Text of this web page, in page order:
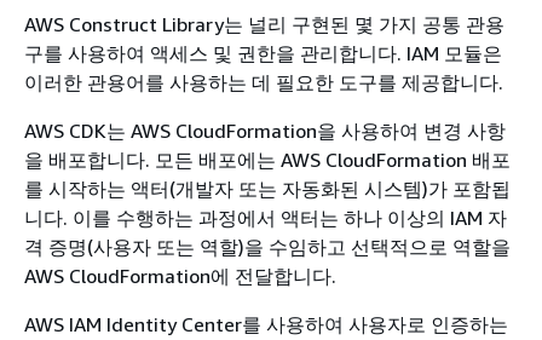
AWS Construct Library는 널리 구현된 몇 가지 공통 관용
구를 사용하여 액세스 및 권한을 관리합니다. IAM 모듈은
이러한 관용어를 사용하는 데 필요한 도구를 제공합니다.
AWS CDK는 AWS CloudFormation을 사용하여 변경 사항
을 배포합니다. 모든 배포에는 AWS CloudFormation 배포
를 시작하는 액터(개발자 또는 자동화된 시스템)가 포함됩
니다. 이를 수행하는 과정에서 액터는 하나 이상의 IAM 자
격 증명(사용자 또는 역할)을 수임하고 선택적으로 역할을
AWS CloudFormation에 전달합니다.
AWS IAM Identity Center를 사용하여 사용자로 인증하는